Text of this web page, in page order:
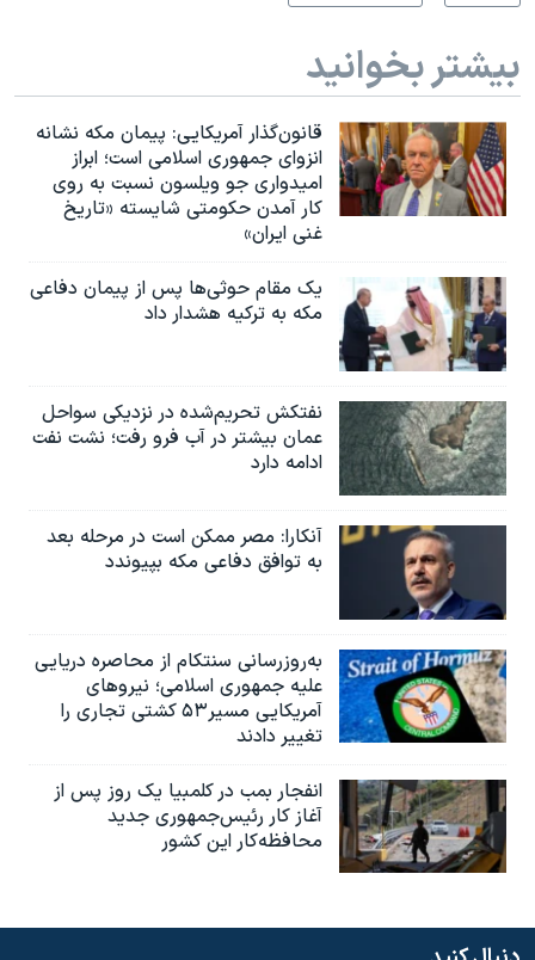
بیشتر بخوانید
قانون‌گذار آمریکایی: پیمان مکه نشانه
انزوای جمهوری اسلامی است؛ ابراز
امیدواری جو ویلسون نسبت به روی
کار آمدن حکومتی شایسته «تاریخ
غنی ایران»
یک مقام حوثی‌ها پس از پیمان دفاعی
مکه به ترکیه هشدار داد
نفتکش تحریم‌شده در نزدیکی سواحل
عمان بیشتر در آب فرو رفت؛ نشت نفت
ادامه دارد
آنکارا: مصر ممکن است در مرحله بعد
به توافق دفاعی مکه بپیوندد
به‌روزرسانی سنتکام از محاصره دریایی
علیه جمهوری اسلامی؛ نیروهای
آمریکایی مسیر۵۳ کشتی تجاری را
تغییر دادند
انفجار بمب‌‌ در کلمبیا یک روز پس از
آغاز کار رئیس‌جمهوری جدید
محافظه‌کار این کشور